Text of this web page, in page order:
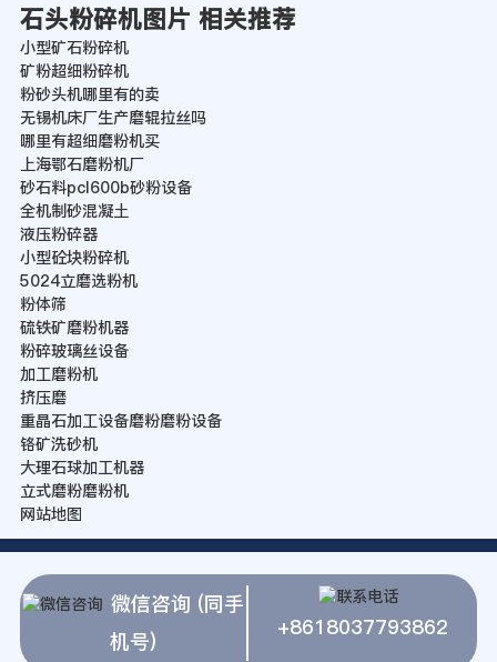
石头粉碎机图片 相关推荐
小型矿石粉碎机
矿粉超细粉碎机
粉砂头机哪里有的卖
无锡机床厂生产磨辊拉丝吗
哪里有超细磨粉机买
上海鄂石磨粉机厂
砂石料pcl600b砂粉设备
全机制砂混凝土
液压粉碎器
小型砼块粉碎机
5024立磨选粉机
粉体筛
硫铁矿磨粉机器
粉碎玻璃丝设备
加工磨粉机
挤压磨
重晶石加工设备磨粉磨粉设备
铬矿洗砂机
大理石球加工机器
立式磨粉磨粉机
网站地图
微信咨询 (同手
机号)
+8618037793862